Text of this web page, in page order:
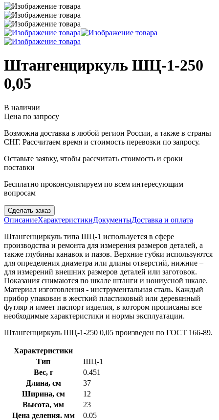
Штангенциркуль ШЦ-1-250
0,05
В наличии
Цена по запросу
Возможна доставка в любой регион России, а также в страны
СНГ. Рассчитаем время и стоимость перевозки по запросу.
Оставьте заявку, чтобы рассчитать стоимость и сроки
поставки
Бесплатно проконсультируем по всем интересующим
вопросам
Сделать заказ
ОписаниеХарактеристикиДокументыДоставка и оплата
Штангенциркуль типа ШЦ-1 используется в сфере
производства и ремонта для измерения размеров деталей, а
также глубины канавок и пазов. Верхние губки используются
для определения диаметра или длины отверстий, нижние –
для измерений внешних размеров деталей или заготовок.
Показания снимаются по шкале штанги и нониусной шкале.
Материал изготовления - инструментальная сталь. Каждый
прибор упакован в жесткий пластиковый или деревянный
футляр и имеет паспорт изделия, в котором прописаны все
необходимые характеристики и нормы эксплуатации.
Штангенциркуль ШЦ-1-250 0,05 произведен по ГОСТ 166-89.
Характеристики
Тип
ШЦ-1
Вес, г
0.451
Длина, см
37
Ширина, см
12
Высота, мм
23
Цена деления. мм
0.05